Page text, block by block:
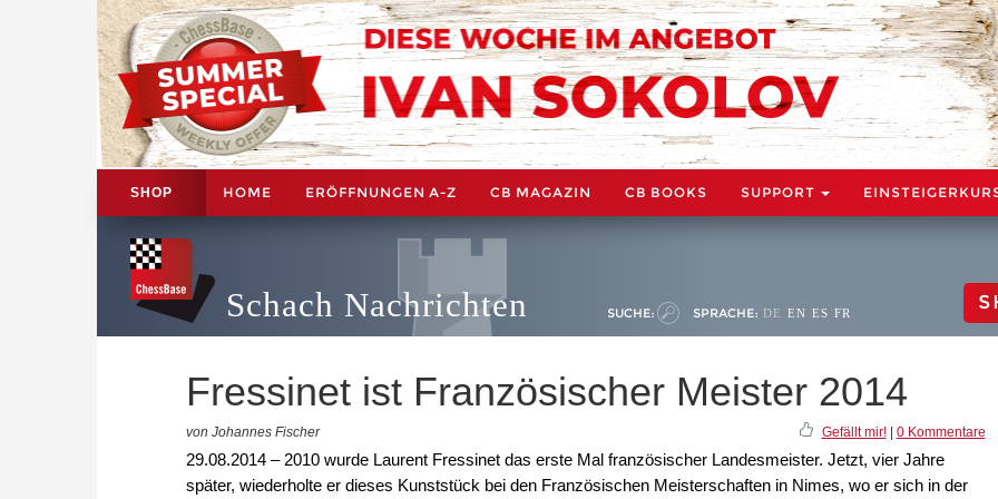
SHOP HOME ERÖFFNUNGEN A-Z CB MAGAZIN CB BOOKS SUPPORT
Schach Nachrichten SUCHE: SPRACHE: DE EN ES FR
Fressinet ist Französischer Meister 2014
von Johannes Fischer Gefällt mir!| 0 Kommentare
29.08.2014 – 2010 wurde Laurent Fressinet das erste Mal französischer Landesmeister. Jetzt, vier Jahre
später, wiederholte er dieses Kunststück bei den Französischen Meisterschaften in Nimes, wo er sich in der